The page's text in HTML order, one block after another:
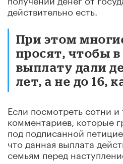
действительно есть.
При этом
просят, чтобы в
выплату дали
лет, а не до 16,
Если посмотреть сотни и
комментариев, которые
под подписанной
что данная выплата
семьям перед